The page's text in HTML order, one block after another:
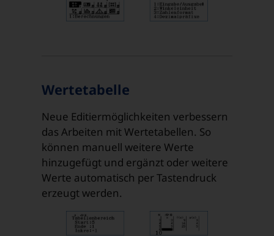
Wertetabelle
Neue Editiermöglichkeiten verbessern
das Arbeiten mit Wertetabellen. So
können manuell weitere Werte
hinzugefügt und ergänzt oder weitere
Werte automatisch per Tastendruck
erzeugt werden.